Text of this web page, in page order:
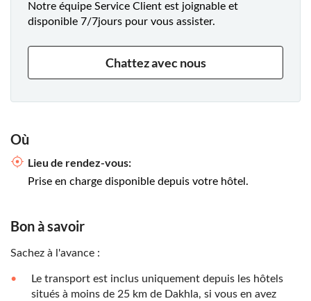
Notre équipe Service Client est joignable et
disponible 7/7jours pour vous assister.
Chattez avec nous
Où
Lieu de rendez-vous:
Prise en charge disponible depuis votre hôtel.
Bon à savoir
Sachez à l'avance :
Le transport est inclus uniquement depuis les hôtels
situés à moins de 25 km de Dakhla, si vous en avez